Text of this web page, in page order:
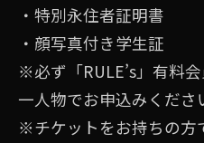
・特別永住者証明書
・顔写真付き学⽣証
※必ず「RULE’s」有料
一人物でお申込みくださ
※チケットをお持ちの方